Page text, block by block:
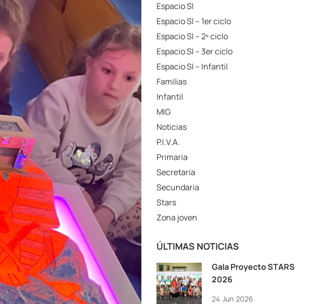
Espacio SI
Espacio SI – 1er ciclo
Espacio SI – 2º ciclo
Espacio SI – 3er ciclo
Espacio SI – Infantil
Familias
Infantil
MIG
Noticias
P.I.V.A.
Primaria
Secretaría
Secundaria
Stars
Zona joven
ÚLTIMAS NOTICIAS
Gala Proyecto STARS
2026
24 Jun 2026